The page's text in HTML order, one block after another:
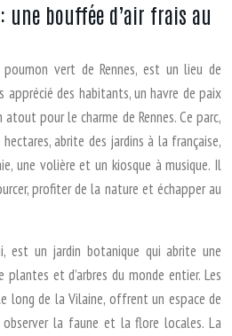
une bouffée d’air frais au
vert de Rennes, est un lieu de
des habitants, un havre de paix
pour le charme de Rennes. Ce parc,
abrite des jardins à la française,
une volière et un kiosque à musique. Il
profiter de la nature et échapper au
est un jardin botanique qui abrite une
et d’arbres du monde entier. Les
long de la Vilaine, offrent un espace de
la faune et la flore locales. La